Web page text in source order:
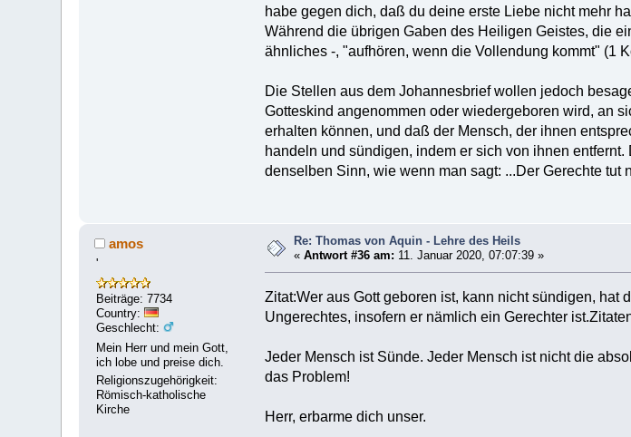
habe gegen dich, daß du deine erste Liebe nicht mehr
Während die übrigen Gaben des Heiligen Geistes, die
ähnliches -, "aufhören, wenn die Vollendung kommt" (1
Die Stellen aus dem Johannesbrief wollen jedoch
Gotteskind angenommen oder wiedergeboren wird, an
erhalten können, und daß der Mensch, der ihnen
handeln und sündigen, indem er sich von ihnen
denselben Sinn, wie wenn man sagt: ...Der Gerechte
amos
'
Beiträge: 7734
Country:
Geschlecht:
Mein Herr und mein Gott,
ich lobe und preise dich.
Religionszugehörigkeit:
Römisch-katholische
Kirche
Re: Thomas von Aquin - Lehre des Heils
«Antwort #36 am: 11. Januar 2020, 07:07:39 »
Zitat:Wer aus Gott geboren ist, kann nicht sündigen, hat
Ungerechtes, insofern er nämlich ein Gerechter
Jeder Mensch ist Sünde. Jeder Mensch ist nicht die
das Problem!
Herr, erbarme dich unser.